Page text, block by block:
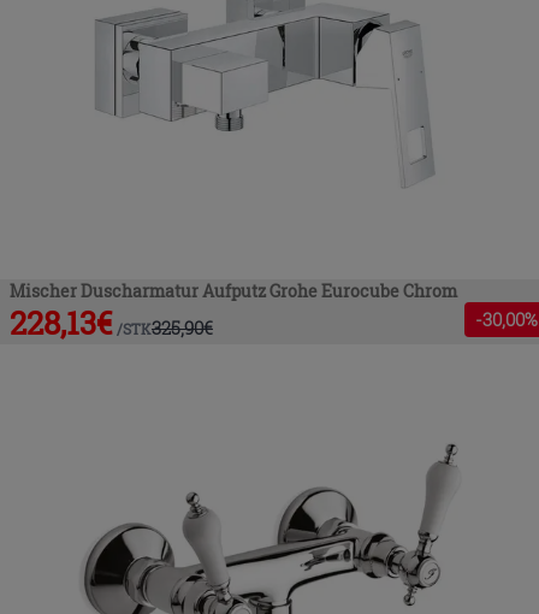
Mischer Duscharmatur Aufputz Grohe Eurocube Chrom
228,13€ /STK325,90€ -30,00%